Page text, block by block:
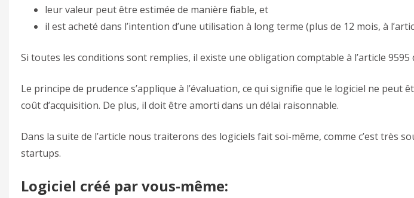
leur valeur peut être estimée de manière fiable, et
il est acheté dans l’intention d’une utilisation à long terme (plus de 12 mois, à
Si toutes les conditions sont remplies, il existe une obligation comptable à l’article 9595
Le principe de prudence s’applique à l’évaluation, ce qui signifie que le logiciel ne peut
coût d’acquisition. De plus, il doit être amorti dans un délai raisonnable.
Dans la suite de l’article nous traiterons des logiciels fait soi-même, comme c’est très
startups.
Logiciel créé par vous-même: